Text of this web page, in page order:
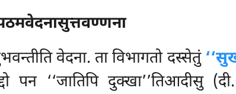
वेदना. ता विभागतो दस्सेतुं
पन ‘‘जातिपि दुक्खा’’तिआदीसु